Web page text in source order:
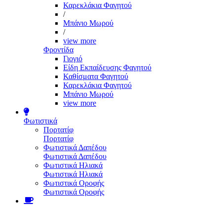
Καρεκλάκια Φαγητού
/
Μπάνιο Μωρού
/
view more
Φροντίδα
Γιογιό
Είδη Εκπαίδευσης Φαγητού
Καθίσματα Φαγητού
Καρεκλάκια Φαγητού
Μπάνιο Μωρού
view more
Φωτιστικά
Πορτατίφ
Πορτατίφ
Φωτιστικά Δαπέδου
Φωτιστικά Δαπέδου
Φωτιστικά Ηλιακά
Φωτιστικά Ηλιακά
Φωτιστικά Οροφής
Φωτιστικά Οροφής